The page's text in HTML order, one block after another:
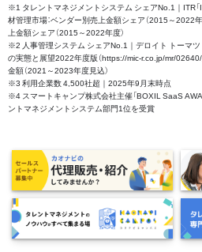
※1 タレントマネジメントシステム シェアNo.1｜ITR「
材管理市場：ベンダー別売上金額シェア（2015～2022
上金額シェア（2015～2022年度）
※2 人事管理システム シェアNo.1｜デロイト トーマ
の実態と展望2022年度版（https://mic-r.co.jp/mr/02640/
金額（2021～2023年度見込）
※3 利用企業数 4,500社超｜2025年9月末時点
※4 スマートキャンプ株式会社主催「BOXIL SaaS
ントマネジメントシステム部門1位を受賞